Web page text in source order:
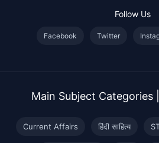
Follow Us
Facebook Twitter
Main Subject Categories |
Current Affairs हिंदी साहित्य